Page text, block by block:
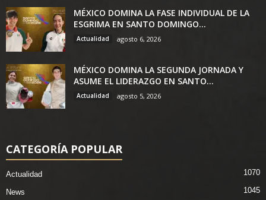
MÉXICO DOMINA LA FASE INDIVIDUAL DE LA
ESGRIMA EN SANTO DOMINGO...
Actualidad agosto 6, 2026
MÉXICO DOMINA LA SEGUNDA JORNADA Y
ASUME EL LIDERAZGO EN SANTO...
Actualidad agosto 5, 2026
CATEGORÍA POPULAR
Actualidad 1070
News 1045